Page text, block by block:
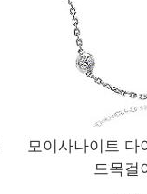
모이사나이트 다
드목걸